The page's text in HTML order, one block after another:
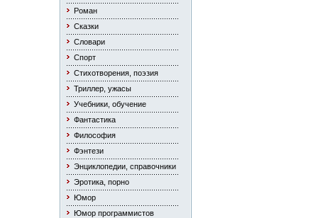
Роман
Сказки
Словари
Спорт
Стихотворения, поэзия
Триллер, ужасы
Учебники, обучение
Фантастика
Философия
Фэнтези
Энциклопедии, справочники
Эротика, порно
Юмор
Юмор программистов